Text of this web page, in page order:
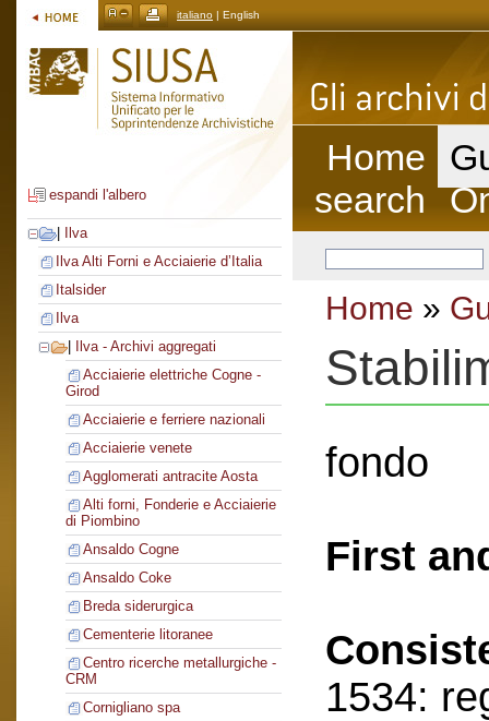
italiano | English
espandi l'albero
Ilva
Ilva Alti Forni e Acciaierie d’Italia
Italsider
Ilva
Ilva - Archivi aggregati
Acciaierie elettriche Cogne -
Girod
Acciaierie e ferriere nazionali
Acciaierie venete
Agglomerati antracite Aosta
Alti forni, Fonderie e Acciaierie
di Piombino
Ansaldo Cogne
Ansaldo Coke
Breda siderurgica
Cementerie litoranee
Centro ricerche metallurgiche -
CRM
Cornigliano spa
Home
search
Home »
fondo
First
1534: